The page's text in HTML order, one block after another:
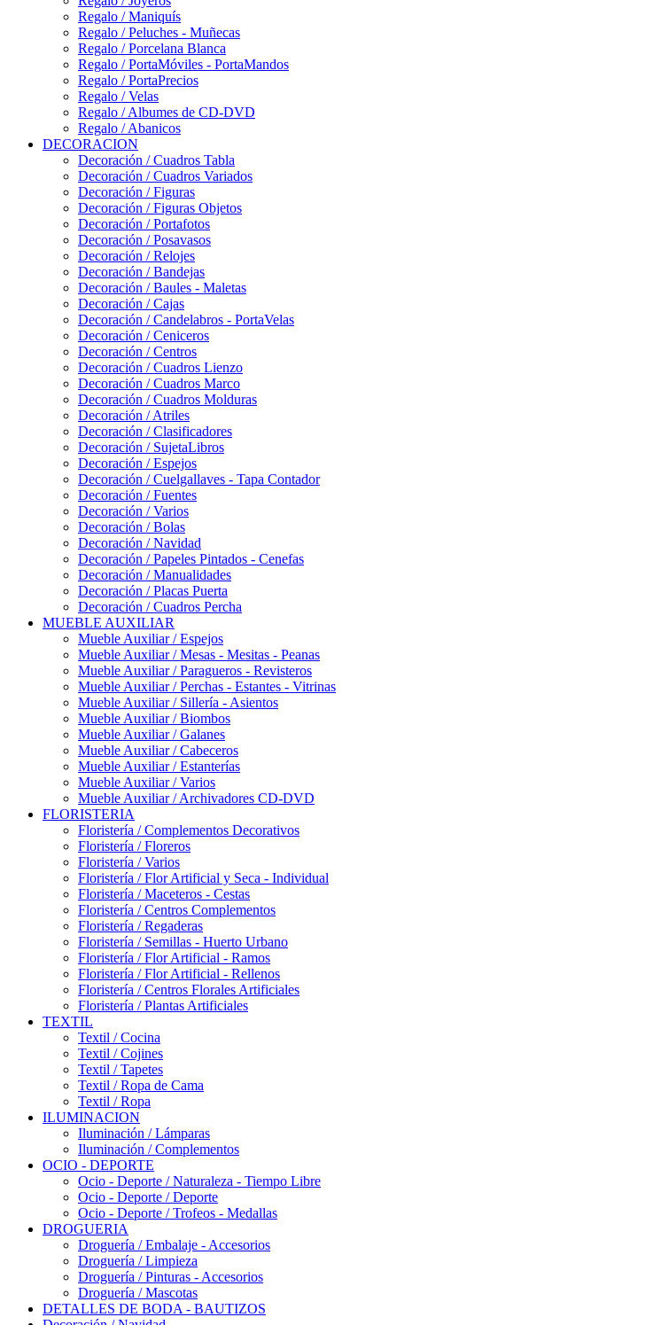
Regalo / Maniquís
Regalo / Peluches - Muñecas
Regalo / Porcelana Blanca
Regalo / PortaMóviles - PortaMandos
Regalo / PortaPrecios
Regalo / Velas
Regalo / Albumes de CD-DVD
Regalo / Abanicos
DECORACION
Decoración / Cuadros Tabla
Decoración / Cuadros Variados
Decoración / Figuras
Decoración / Figuras Objetos
Decoración / Portafotos
Decoración / Posavasos
Decoración / Relojes
Decoración / Bandejas
Decoración / Baules - Maletas
Decoración / Cajas
Decoración / Candelabros - PortaVelas
Decoración / Ceniceros
Decoración / Centros
Decoración / Cuadros Lienzo
Decoración / Cuadros Marco
Decoración / Cuadros Molduras
Decoración / Atriles
Decoración / Clasificadores
Decoración / SujetaLibros
Decoración / Espejos
Decoración / Cuelgallaves - Tapa Contador
Decoración / Fuentes
Decoración / Varios
Decoración / Bolas
Decoración / Navidad
Decoración / Papeles Pintados - Cenefas
Decoración / Manualidades
Decoración / Placas Puerta
Decoración / Cuadros Percha
MUEBLE AUXILIAR
Mueble Auxiliar / Espejos
Mueble Auxiliar / Mesas - Mesitas - Peanas
Mueble Auxiliar / Paragueros - Revisteros
Mueble Auxiliar / Perchas - Estantes - Vitrinas
Mueble Auxiliar / Sillería - Asientos
Mueble Auxiliar / Biombos
Mueble Auxiliar / Galanes
Mueble Auxiliar / Cabeceros
Mueble Auxiliar / Estanterías
Mueble Auxiliar / Varios
Mueble Auxiliar / Archivadores CD-DVD
FLORISTERIA
Floristería / Complementos Decorativos
Floristería / Floreros
Floristería / Varios
Floristería / Flor Artificial y Seca - Individual
Floristería / Maceteros - Cestas
Floristería / Centros Complementos
Floristería / Regaderas
Floristería / Semillas - Huerto Urbano
Floristería / Flor Artificial - Ramos
Floristería / Flor Artificial - Rellenos
Floristería / Centros Florales Artificiales
Floristería / Plantas Artificiales
TEXTIL
Textil / Cocina
Textil / Cojines
Textil / Tapetes
Textil / Ropa de Cama
Textil / Ropa
ILUMINACION
Iluminación / Lámparas
Iluminación / Complementos
OCIO - DEPORTE
Ocio - Deporte / Naturaleza - Tiempo Libre
Ocio - Deporte / Deporte
Ocio - Deporte / Trofeos - Medallas
DROGUERIA
Droguería / Embalaje - Accesorios
Droguería / Limpieza
Droguería / Pinturas - Accesorios
Droguería / Mascotas
DETALLES DE BODA - BAUTIZOS